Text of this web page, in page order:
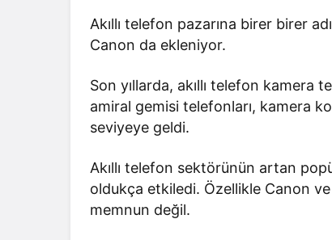
Akıllı telefon pazarına birer birer
Canon da ekleniyor.
Son yıllarda, akıllı telefon kamera
amiral gemisi telefonları, kamera
seviyeye geldi.
Akıllı telefon sektörünün artan
oldukça etkiledi. Özellikle Canon
memnun değil.